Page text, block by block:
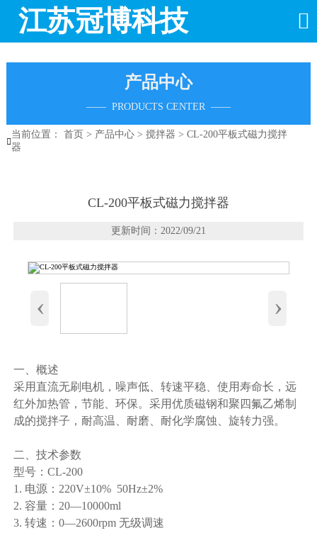
江苏冠博科技 
产品中心
—— PRODUCTS CENTER ——

当前位置： 首页 > 产品中心> 搅拌器 > CL-200平板式磁力搅拌
器
CL-200平板式磁力搅拌器
更新时间：2022/09/21
‹ ›
一、概述
采用直流无刷电机，噪声低、转速平稳、使用寿命长，远
红外加热管，节能、环保。采用优质磁钢和聚四氟乙烯制
成的搅拌子，耐高温、耐磨、耐化学腐蚀、旋转力强。
二、技术参数
型号：CL-200
1. 电源：220V±10% 50Hz±2%
2. 容量：20—10000ml
3. 转速：0—2600rpm 无级调速